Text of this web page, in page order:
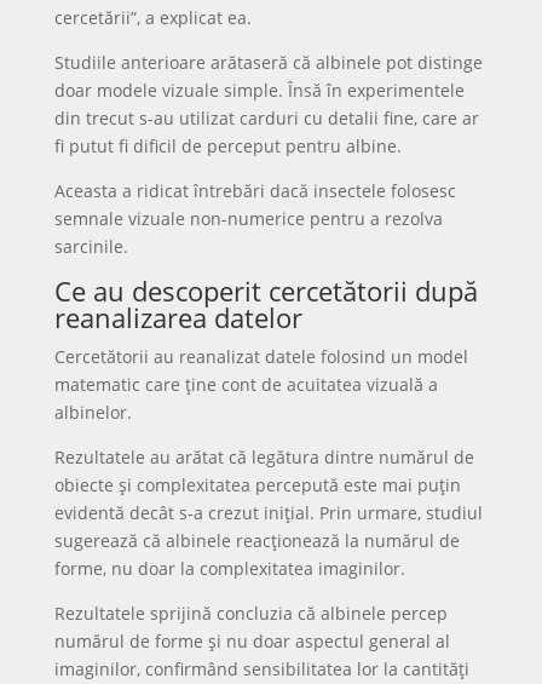
cercetării”, a explicat ea.
Studiile anterioare arătaseră că albinele pot distinge
doar modele vizuale simple. Însă în experimentele
din trecut s-au utilizat carduri cu detalii fine, care ar
fi putut fi dificil de perceput pentru albine.
Aceasta a ridicat întrebări dacă insectele folosesc
semnale vizuale non-numerice pentru a rezolva
sarcinile.
Ce au descoperit cercetătorii după
reanalizarea datelor
Cercetătorii au reanalizat datele folosind un model
matematic care ține cont de acuitatea vizuală a
albinelor.
Rezultatele au arătat că legătura dintre numărul de
obiecte și complexitatea percepută este mai puțin
evidentă decât s-a crezut inițial. Prin urmare, studiul
sugerează că albinele reacționează la numărul de
forme, nu doar la complexitatea imaginilor.
Rezultatele sprijină concluzia că albinele percep
numărul de forme și nu doar aspectul general al
imaginilor, confirmând sensibilitatea lor la cantități